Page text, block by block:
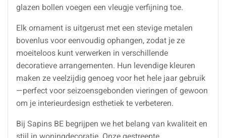
glazen bollen voegen een vleugje verfijning toe.
Elk ornament is uitgerust met een stevige metalen
bovenlus voor eenvoudig ophangen, zodat je ze
moeiteloos kunt verwerken in verschillende
decoratieve arrangementen. Hun levendige kleuren
maken ze veelzijdig genoeg voor het hele jaar gebruik
—perfect voor seizoensgebonden vieringen of gewoon
om je interieurdesign esthetiek te verbeteren.
Bij Sapins BE begrijpen we het belang van kwaliteit en